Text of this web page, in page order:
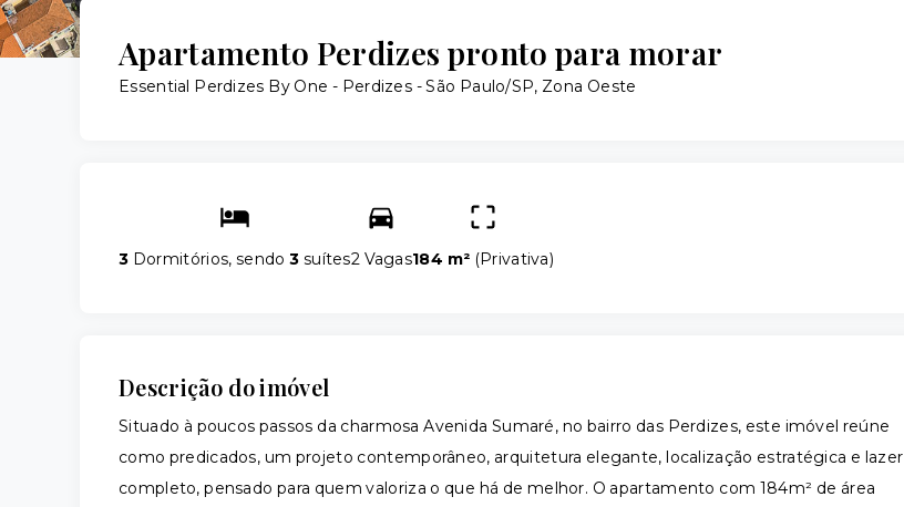
Apartamento Perdizes pronto para morar
Essential Perdizes By One - Perdizes - São Paulo/SP, Zona Oeste
3 Dormitórios, sendo3 suítes2 Vagas184 m² (Privativa)
Descrição do imóvel
Situado à poucos passos da charmosa Avenida Sumaré, no bairro das Perdizes, este imóvel reúne
como predicados, um projeto contemporâneo, arquitetura elegante, localização estratégica e lazer
completo, pensado para quem valoriza o que há de melhor. O apartamento com 184m² de área